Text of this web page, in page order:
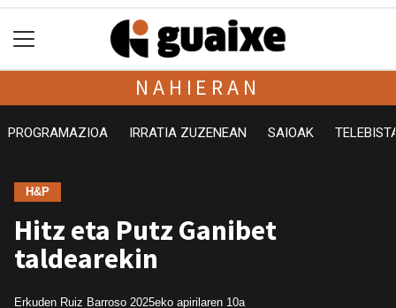
NAHIERAN
PROGRAMAZIOA IRRATIA ZUZENEAN SAIOAK
H&P
Hitz eta Putz Ganibet
taldearekin
Erkuden Ruiz Barroso 2025eko apirilaren 10a